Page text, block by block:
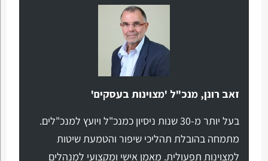
זאב רונן, מנכ"ל 'מצוינות בעסקים'
בעל יותר מ-30 שנות ניסיון כמנכ"ל ויועץ למנכ"לים.
מתמחה בהובלת תהליכי שיפור והטמעת שיטות
למצוינות תפעולית. מאמן אישי ומקצועי למנהלים